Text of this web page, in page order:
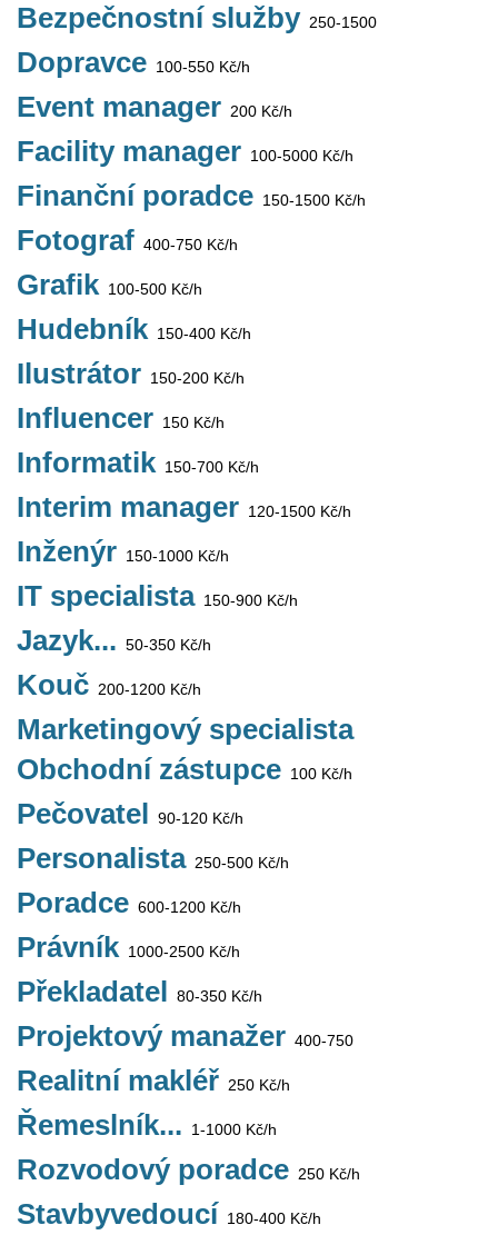
Bezpečnostní služby 250-1500
Dopravce 100-550 Kč/h
Event manager 200 Kč/h
Facility manager 100-5000 Kč/h
Finanční poradce 150-1500 Kč/h
Fotograf 400-750 Kč/h
Grafik 100-500 Kč/h
Hudebník 150-400 Kč/h
Ilustrátor 150-200 Kč/h
Influencer 150 Kč/h
Informatik 150-700 Kč/h
Interim manager 120-1500 Kč/h
Inženýr 150-1000 Kč/h
IT specialista150-900 Kč/h
Jazyk... 50-350 Kč/h
Kouč 200-1200 Kč/h
Marketingový specialista
Obchodní zástupce 100 Kč/h
Pečovatel 90-120 Kč/h
Personalista250-500 Kč/h
Poradce 600-1200 Kč/h
Právník 1000-2500 Kč/h
Překladatel 80-350 Kč/h
Projektový manažer 400-750
Realitní makléř 250 Kč/h
Řemeslník... 1-1000 Kč/h
Rozvodový poradce 250 Kč/h
Stavbyvedoucí 180-400 Kč/h